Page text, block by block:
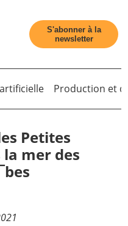
S'abonner à la
newsletter
Production et
Petites
mer des